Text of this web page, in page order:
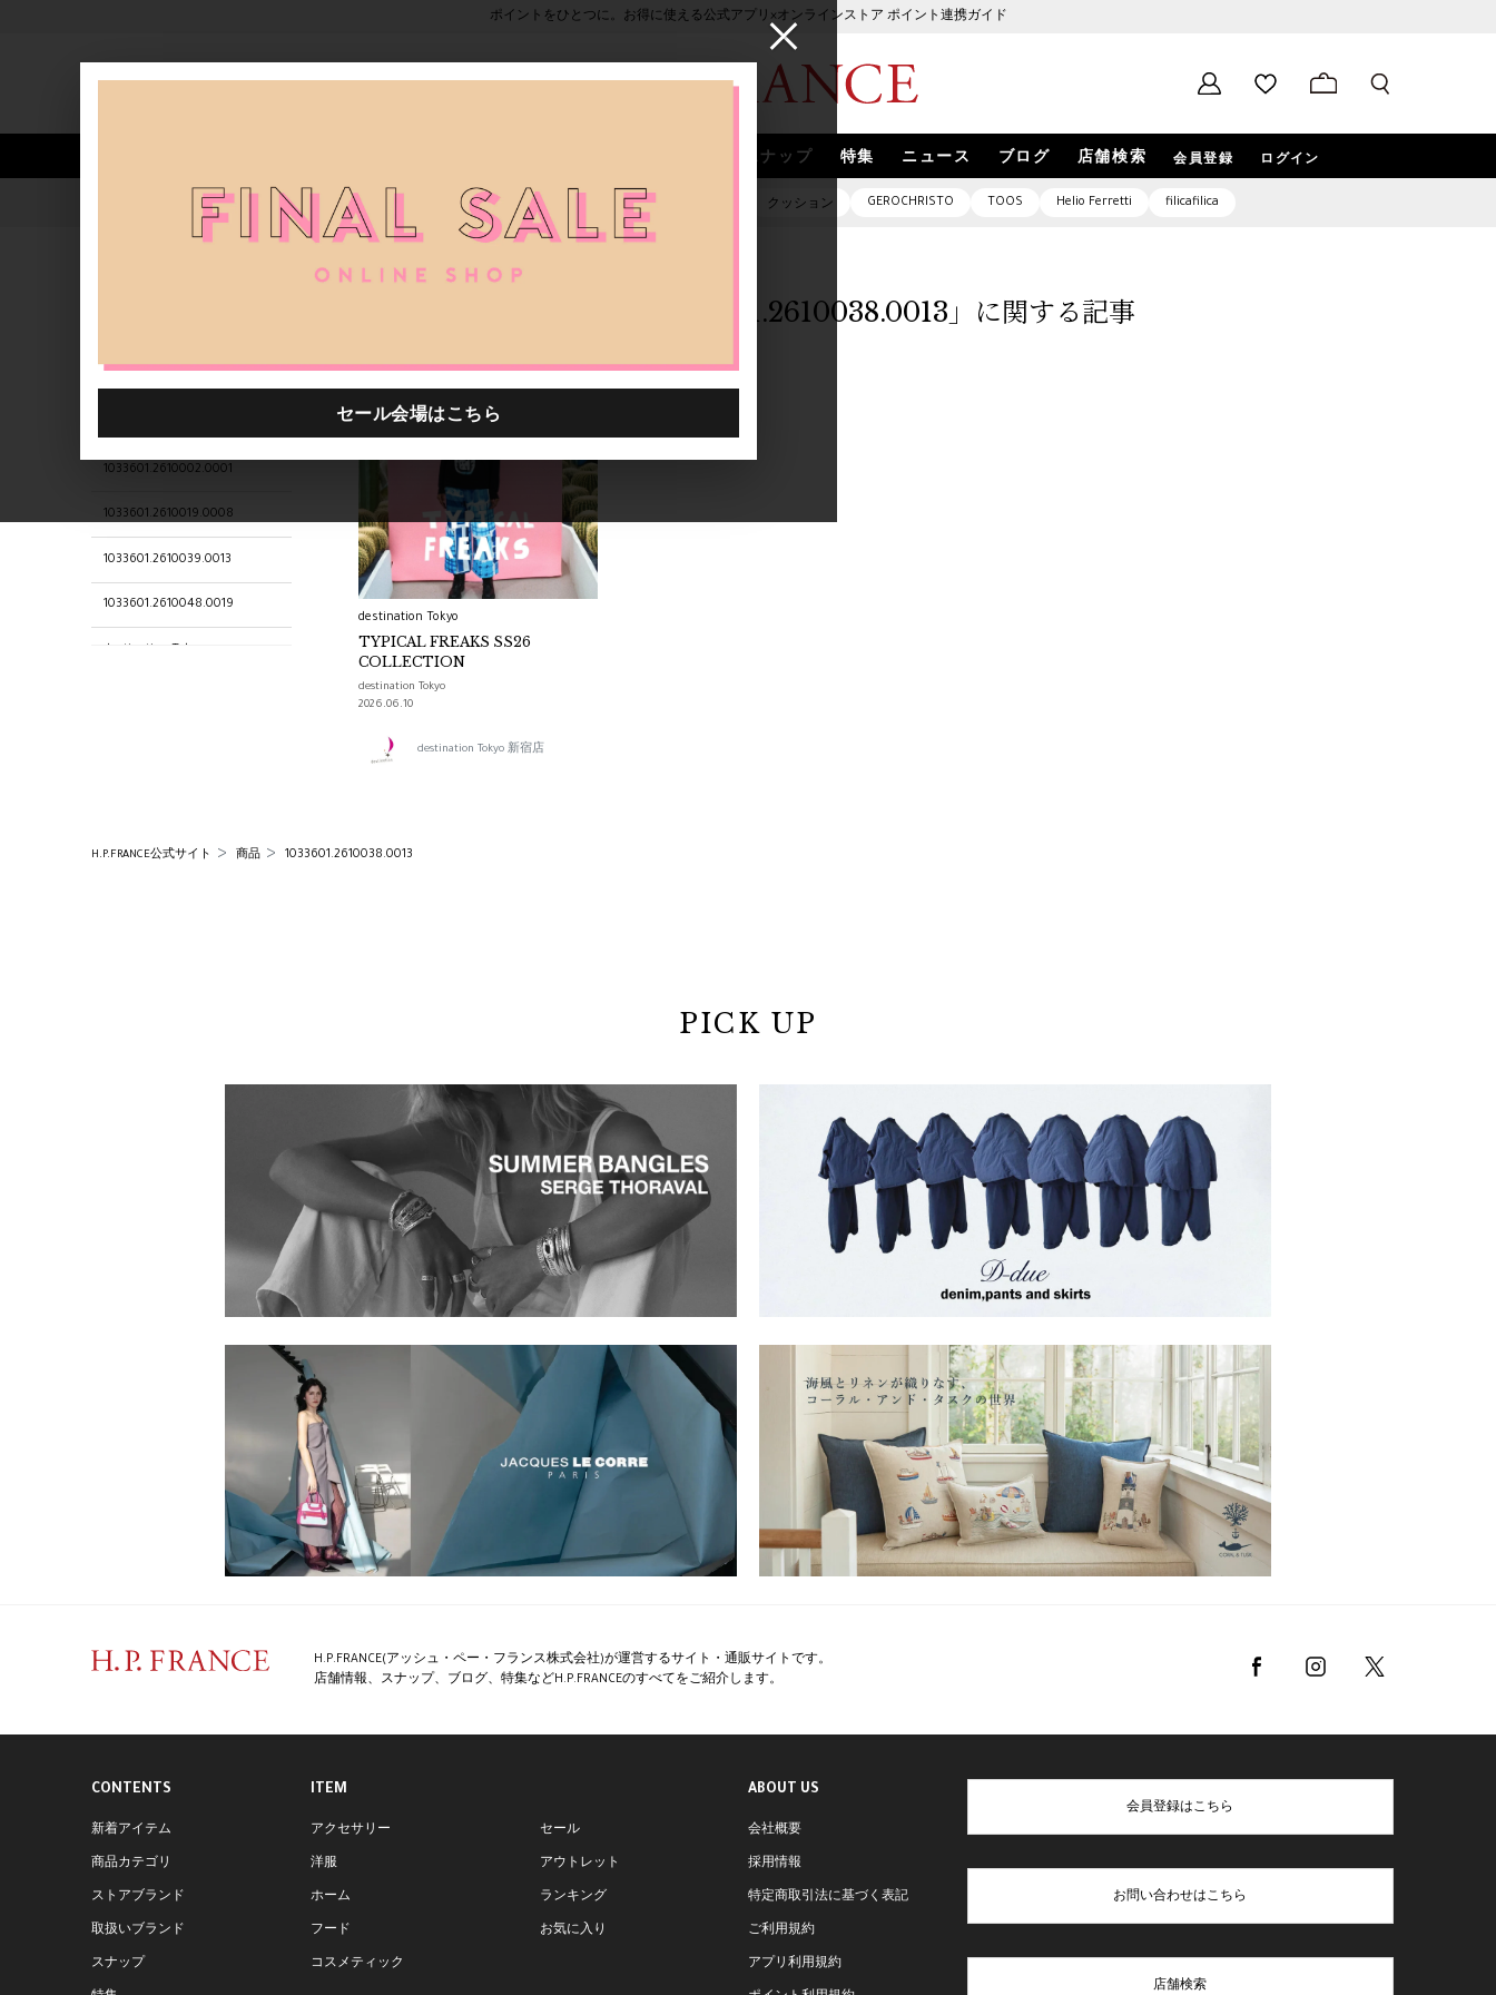
ポイントをひとつに。お得に使える公式アプリ×オンラインストア ポイント連携ガイド
スナップ 特集 ニュース ブログ 店舗検索 会員登録 ログイン
人気ワード セール 40th限定 ピアス バッグ クッション GEROCHRISTO TOOS Helio Ferretti filicafilica
1033601.2610002.0001
1033601.2610019.0008
1033601.2610039.0013
1033601.2610048.0019
「1033601.2610038.0013」に関する記事
destination Tokyo
TYPICAL FREAKS SS26
COLLECTION
destination Tokyo
2026.06.10
destination Tokyo 新宿店
H.P.FRANCE公式サイト 商品 1033601.2610038.0013
PICK UP
H.P.FRANCE(アッシュ・ペー・フランス株式会社)が運営するサイト・通販サイトです。
店舗情報、スナップ、ブログ、特集などH.P.FRANCEのすべてをご紹介します。
CONTENTS
新着アイテム
商品カテゴリ
ストアブランド
取扱いブランド
スナップ
ITEM
アクセサリー
洋服
ホーム
フード
コスメティック
セール
アウトレット
ランキング
お気に入り
ABOUT US
会社概要
採用情報
特定商取引法に基づく表記
ご利用規約
アプリ利用規約
会員登録はこちら
お問い合わせはこちら
店舗検索